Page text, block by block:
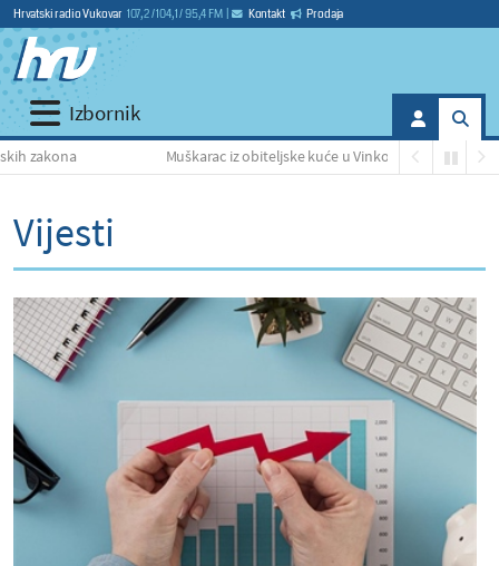
Hrvatski radio Vukovar 107,2 / 104,1 / 95,4 FM Kontakt Prodaja
Izbornik
Muškarac iz obiteljske kuće u Vinkovcima otuđio nekoliko
Vijesti